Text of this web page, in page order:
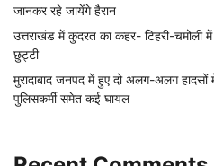
जानकर रहे जायेंगे हैरान
उत्तराखंड में कुदरत का कहर- टिहरी-चमोली
छुट्टी
मुरादाबाद जनपद में हुए दो अलग-अलग
पुलिसकर्मी समेत कई घायल